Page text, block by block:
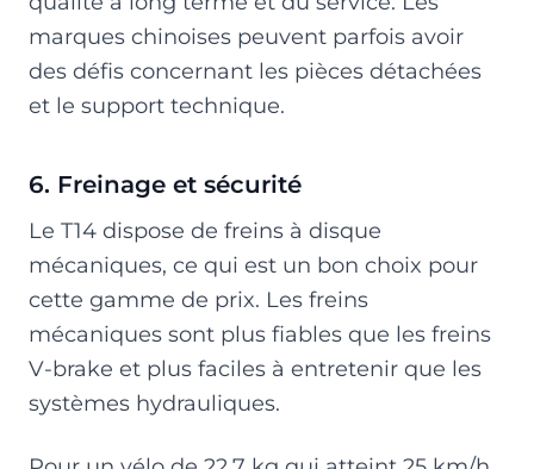
marques chinoises peuvent parfois avoir
des défis concernant les pièces détachées
et le support technique.
6. Freinage et sécurité
Le T14 dispose de freins à disque
mécaniques, ce qui est un bon choix pour
cette gamme de prix. Les freins
mécaniques sont plus fiables que les freins
V-brake et plus faciles à entretenir que les
systèmes hydrauliques.